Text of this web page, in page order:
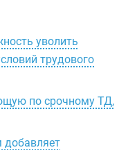
уволить
трудового
по срочному ТД,
добавляет